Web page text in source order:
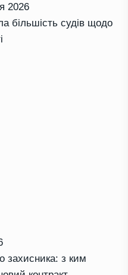
2026
більшість судів щодо
захисника: з ким